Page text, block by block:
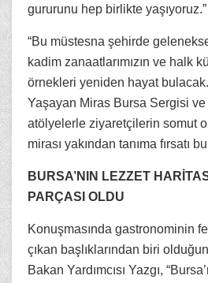
gururunu hep birlikte
“Bu müstesna şehirde
kadim zanaatlarımızın ve halk
örnekleri yeniden hayat
Yaşayan Miras Bursa Sergisi ve
atölyelerle ziyaretçilerin somut
mirası yakından tanıma fırsatı
BURSA’NIN LEZZET
PARÇASI OLDU
Konuşmasında gastronominin
çıkan başlıklarından biri
Bakan Yardımcısı Yazgı,